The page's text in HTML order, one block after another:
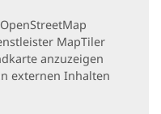
MapTiler
anzuzeigen
externen Inhalten